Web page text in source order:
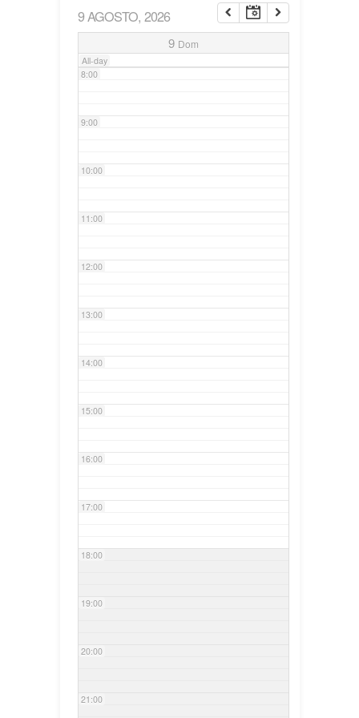
9 AGOSTO, 2026
9 Dom
All-day
7:00
8:00
9:00
10:00
11:00
12:00
13:00
14:00
15:00
16:00
17:00
18:00
19:00
20:00
21:00